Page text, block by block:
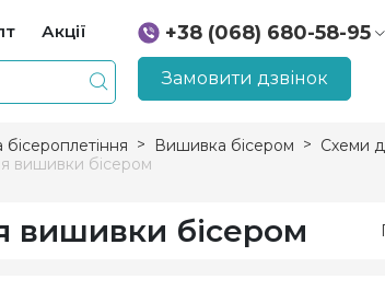
Акції
+38 (068) 680-58-95
+38 (066) 207-14-90
Замовити дзвінок
Вишивка бісером
Схеми
вишивки бісером
вишивки бісером